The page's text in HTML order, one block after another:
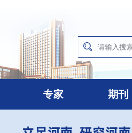
专家 期刊